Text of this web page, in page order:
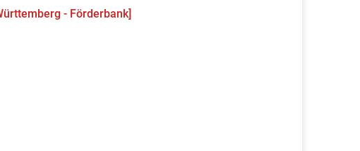
- Förderbank]